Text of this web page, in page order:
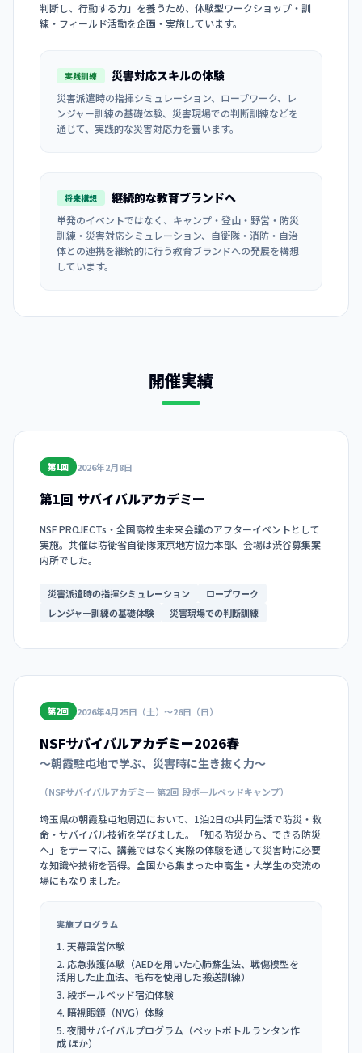
判断し、行動する力」を養うため、体験型ワークショップ・訓
練・フィールド活動を企画・実施しています。
実践訓練 災害対応スキルの体験
災害派遣時の指揮シミュレーション、ロープワーク、レ
ンジャー訓練の基礎体験、災害現場での判断訓練などを
通じて、実践的な災害対応力を養います。
将来構想 継続的な教育ブランドへ
単発のイベントではなく、キャンプ・登山・野営・防災
訓練・災害対応シミュレーション、自衛隊・消防・自治
体との連携を継続的に行う教育ブランドへの発展を構想
しています。
開催実績
第1回 2026年2月8日
第1回 サバイバルアカデミー
NSF PROJECTs・全国高校生未来会議のアフターイベントとして
実施。共催は防衛省自衛隊東京地方協力本部、会場は渋谷募集案
内所でした。
災害派遣時の指揮シミュレーション
ロープワーク
レンジャー訓練の基礎体験
災害現場での判断訓練
第2回 2026年4月25日（土）〜26日（日）
NSFサバイバルアカデミー2026春
〜朝霞駐屯地で学ぶ、災害時に生き抜く力〜
（NSFサバイバルアカデミー 第2回 段ボールベッドキャンプ）
埼玉県の朝霞駐屯地周辺において、1泊2日の共同生活で防災・救
命・サバイバル技術を学びました。「知る防災から、できる防災
へ」をテーマに、講義ではなく実際の体験を通して災害時に必要
な知識や技術を習得。全国から集まった中高生・大学生の交流の
場にもなりました。
実施プログラム
天幕設営体験
応急救護体験（AEDを用いた心肺蘇生法、戦傷模型を
活用した止血法、毛布を使用した搬送訓練）
段ボールベッド宿泊体験
暗視眼鏡（NVG）体験
夜間サバイバルプログラム（ペットボトルランタン作
成 ほか）